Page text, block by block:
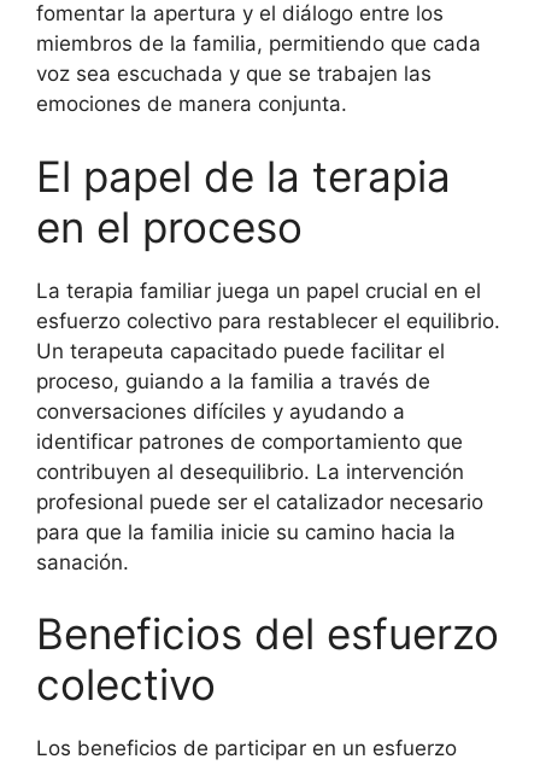
fomentar la apertura y el diálogo entre los
miembros de la familia, permitiendo que cada
voz sea escuchada y que se trabajen las
emociones de manera conjunta.
El papel de la terapia
en el proceso
La terapia familiar juega un papel crucial en el
esfuerzo colectivo para restablecer el equilibrio.
Un terapeuta capacitado puede facilitar el
proceso, guiando a la familia a través de
conversaciones difíciles y ayudando a
identificar patrones de comportamiento que
contribuyen al desequilibrio. La intervención
profesional puede ser el catalizador necesario
para que la familia inicie su camino hacia la
sanación.
Beneficios del esfuerzo
colectivo
Los beneficios de participar en un esfuerzo